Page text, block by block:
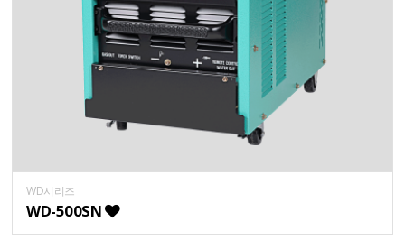
WD시리즈
WD-500SN